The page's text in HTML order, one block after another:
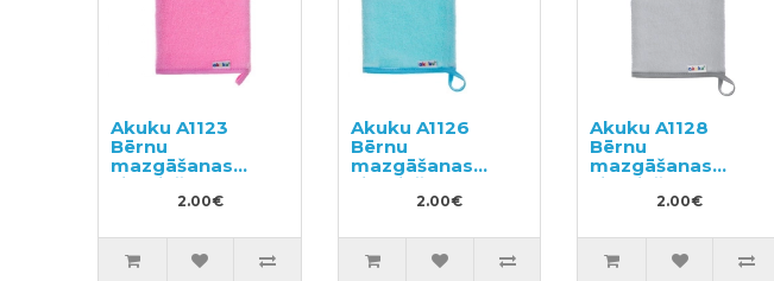
Akuku A1123
Bērnu
mazgāšanas
cimdiņš
2.00€
Akuku A1126
Bērnu
mazgāšanas
cimdiņš
2.00€
Akuku A1128
Bērnu
mazgāšanas
cimdiņš
2.00€